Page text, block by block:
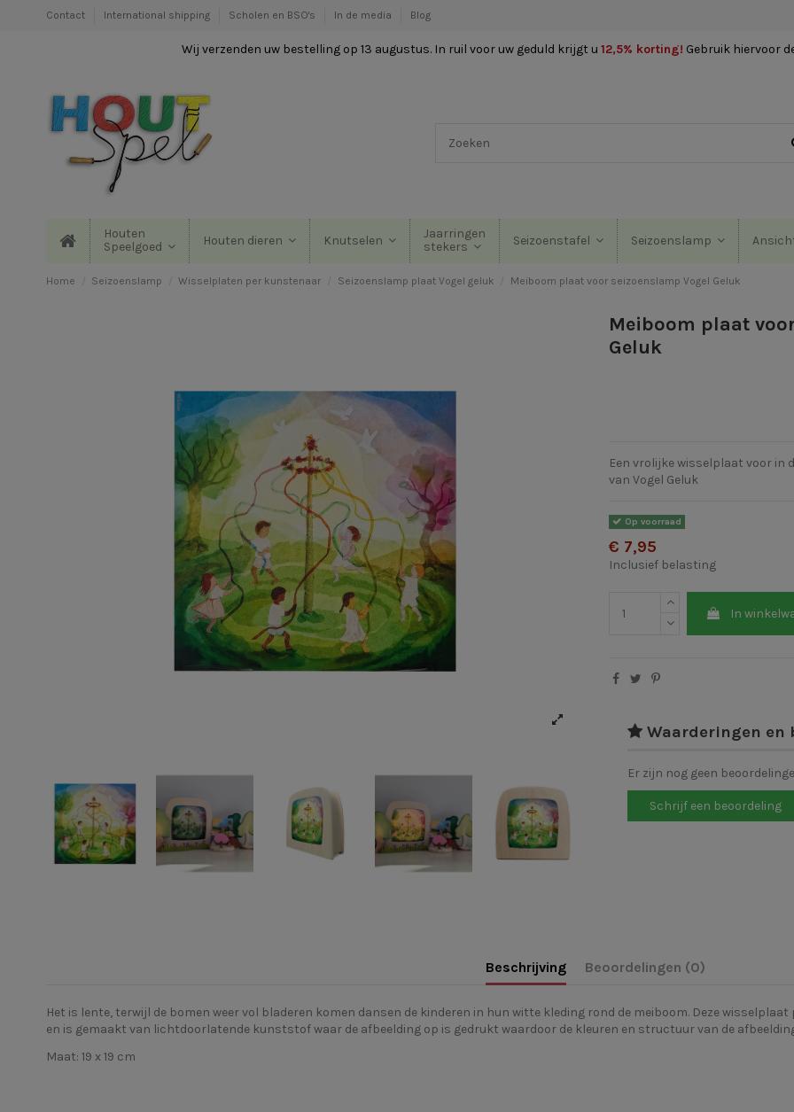
Contact International shipping Scholen en BSO's In de media Blog
Wij verzenden uw bestelling op 13 augustus. In ruil voor uw geduld krijgt u 12,5% korting! Gebruik hiervoor
Houten
Speelgoed
Houten dieren Knutselen
Jaarringen
stekers
Seizoenstafel Seizoenslamp
Home Seizoenslamp Wisselplaten per kunstenaar Seizoenslamp plaat Vogel geluk Meiboom plaat voor seizoenslamp Vogel Geluk
Meiboom plaat
Geluk
Een vrolijke wisselplaat voor in
van Vogel Geluk
Op voorraad
€ 7,95
Inclusief belasting
In
Waarderingen en
Er zijn nog geen
Schrijf een beoordeling
Beschrijving Beoordelingen (0)
Het is lente, terwijl de bomen weer vol bladeren komen dansen de kinderen in hun witte kleding rond de meiboom. Deze
en is gemaakt van lichtdoorlatende kunststof waar de afbeelding op is gedrukt waardoor de kleuren en structuur van de
Maat: 19 x 19 cm